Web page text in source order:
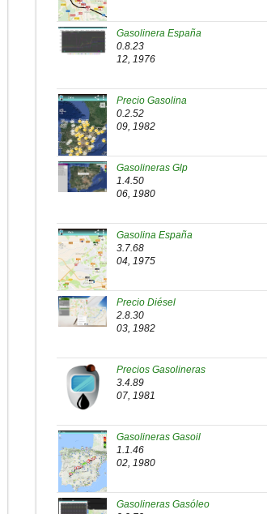
Gasolinera España
0.8.23
12, 1976
Precio Gasolina
0.2.52
09, 1982
Gasolineras Glp
1.4.50
06, 1980
Gasolina España
3.7.68
04, 1975
Precio Diésel
2.8.30
03, 1982
Precios Gasolineras
3.4.89
07, 1981
Gasolineras Gasoil
1.1.46
02, 1980
Gasolineras Gasóleo